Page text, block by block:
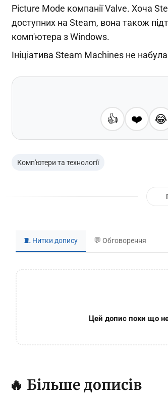
Picture Mode компанії Valve. Хоча
доступних на Steam, вона також
комп'ютера з Windows.
Iніціатива Steam Machines не
👍 ❤️ 😂
Комп'ютери та технології
🧵 Нитки допису 💬 Обговорення
Цей допис поки що
🔥 Більше дописів